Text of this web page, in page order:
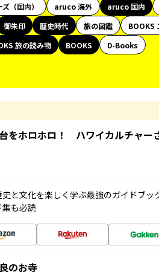
（国内） aruco 海外 aruco 国内
御朱印 歴史時代 旅の図鑑
BOOKS
旅の読み物 BOOKS
D-Books
をホロホロ！ ハワイカルチャー
と文化を楽しく学ぶ最強のガイドブッ
も必読
のお寺